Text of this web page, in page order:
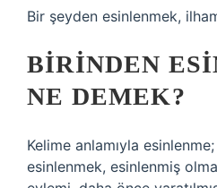
Bir şeyden esinlenmek,
BIRINDEN
NE DEMEK?
Kelime anlamıyla
esinlenmek, esinlenmiş